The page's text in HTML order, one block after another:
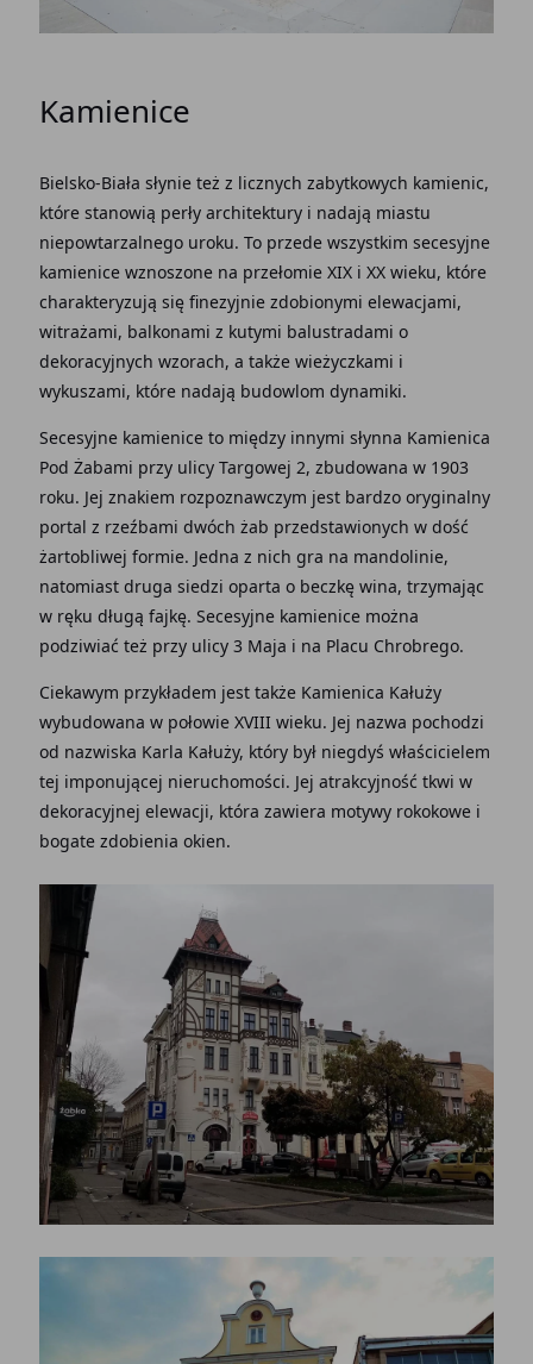
Kamienice
Bielsko-Biała słynie też z licznych zabytkowych kamienic,
które stanowią perły architektury i nadają miastu
niepowtarzalnego uroku. To przede wszystkim secesyjne
kamienice wznoszone na przełomie XIX i XX wieku, które
charakteryzują się finezyjnie zdobionymi elewacjami,
witrażami, balkonami z kutymi balustradami o
dekoracyjnych wzorach, a także wieżyczkami i
wykuszami, które nadają budowlom dynamiki.
Secesyjne kamienice to między innymi słynna Kamienica
Pod Żabami przy ulicy Targowej 2, zbudowana w 1903
roku. Jej znakiem rozpoznawczym jest bardzo oryginalny
portal z rzeźbami dwóch żab przedstawionych w dość
żartobliwej formie. Jedna z nich gra na mandolinie,
natomiast druga siedzi oparta o beczkę wina, trzymając
w ręku długą fajkę. Secesyjne kamienice można
podziwiać też przy ulicy 3 Maja i na Placu Chrobrego.
Ciekawym przykładem jest także Kamienica Kałuży
wybudowana w połowie XVIII wieku. Jej nazwa pochodzi
od nazwiska Karla Kałuży, który był niegdyś właścicielem
tej imponującej nieruchomości. Jej atrakcyjność tkwi w
dekoracyjnej elewacji, która zawiera motywy rokokowe i
bogate zdobienia okien.